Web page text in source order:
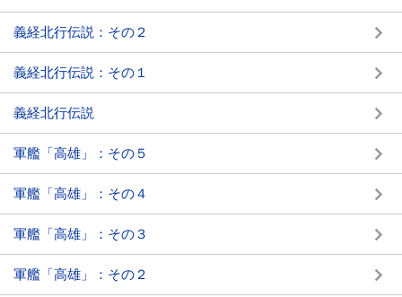
義経北行伝説：その２
義経北行伝説：その１
義経北行伝説
軍艦「高雄」：その５
軍艦「高雄」：その４
軍艦「高雄」：その３
軍艦「高雄」：その２